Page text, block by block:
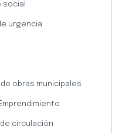
urgencia
obras municipales
circulación